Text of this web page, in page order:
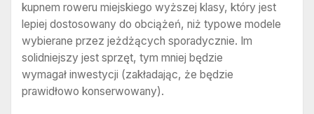
kupnem roweru miejskiego wyższej klasy, który jest
lepiej dostosowany do obciążeń, niż typowe modele
wybierane przez jeżdżących sporadycznie. Im
solidniejszy jest sprzęt, tym mniej będzie
wymagał inwestycji (zakładając, że będzie
prawidłowo konserwowany).